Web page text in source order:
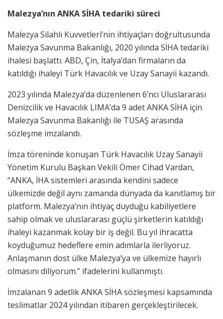
Malezya’nın ANKA SİHA tedariki süreci
Malezya Silahlı Kuvvetleri’nin ihtiyaçları doğrultusunda
Malezya Savunma Bakanlığı, 2020 yılında SİHA tedariki
ihalesi başlattı. ABD, Çin, İtalya’dan firmaların da
katıldığı ihaleyi Türk Havacılık ve Uzay Sanayii kazandı.
2023 yılında Malezya’da düzenlenen 6’ncı Uluslararası
Denizcilik ve Havacılık LIMA’da 9 adet ANKA SİHA için
Malezya Savunma Bakanlığı ile TUSAŞ arasında
sözleşme imzalandı.
İmza töreninde konuşan Türk Havacılık Uzay Sanayii
Yönetim Kurulu Başkan Vekili Ömer Cihad Vardan,
“ANKA, İHA sistemleri arasında kendini sadece
ülkemizde değil aynı zamanda dünyada da kanıtlamış bir
platform. Malezya’nın ihtiyaç duyduğu kabiliyetlere
sahip olmak ve uluslararası güçlü şirketlerin katıldığı
ihaleyi kazanmak kolay bir iş değil. Bu yıl ihracatta
koyduğumuz hedeflere emin adımlarla ilerliyoruz.
Anlaşmanın dost ülke Malezya’ya ve ülkemize hayırlı
olmasını diliyorum.” ifadelerini kullanmıştı.
İmzalanan 9 adetlik ANKA SİHA sözleşmesi kapsamında
teslimatlar 2024 yılından itibaren gerçekleştirilecek.